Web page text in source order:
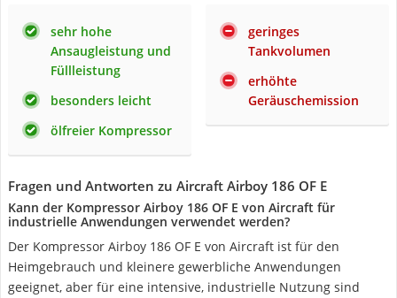
sehr hohe
Ansaugleistung und
Füllleistung
besonders leicht
ölfreier Kompressor
geringes
Tankvolumen
erhöhte
Geräuschemission
Fragen und Antworten zu Aircraft Airboy 186 OF E
Kann der Kompressor Airboy 186 OF E von Aircraft für
industrielle Anwendungen verwendet werden?
Der Kompressor Airboy 186 OF E von Aircraft ist für den
Heimgebrauch und kleinere gewerbliche Anwendungen
geeignet, aber für eine intensive, industrielle Nutzung sind